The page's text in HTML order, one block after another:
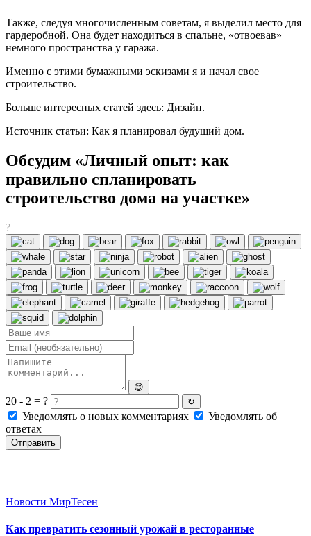
Также, следуя многочисленным советам, я выделил место для
гардеробной. Она будет находиться в спальне, «отвоевав»
немного пространства у гаража.
Именно с этими бумажными эскизами я и начал свое
строительство.
Больше интересных статей здесь: Дизайн.
Источник статьи: Как я планировал будущий дом.
Обсудим «Личный опыт: как
правильно спланировать
строительство дома на участке»
?
😊
20 - 2 = ? ↻
Уведомлять о новых комментариях
Уведомлять об
ответах
Отправить
Новости МирТесен
Как превратить сезонный урожай в ресторанные